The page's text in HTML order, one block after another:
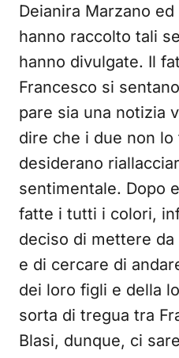
Deianira Marzano
hanno raccolto tali
hanno divulgate. Il
Francesco si
pare sia una notizia
dire che i due non lo
desiderano
sentimentale. Dopo
fatte i tutti i colori,
deciso di mettere
e di cercare di
dei loro figli e della
sorta di tregua tra
Blasi, dunque, ci